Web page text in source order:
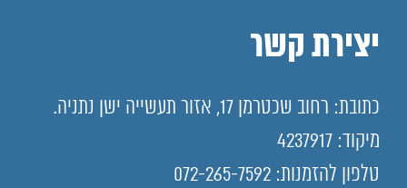
יצירת קשר
כתובת: רחוב שכטרמן 17, אזור תעשייה ישן נתניה.
מיקוד: 4237917
טלפון להזמנות: 072-265-7592